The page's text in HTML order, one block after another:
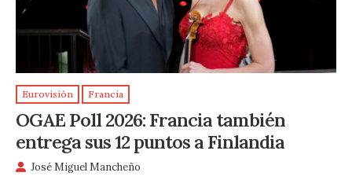
Eurovisión Francia
OGAE Poll 2026: Francia también
entrega sus 12 puntos a Finlandia
José Miguel Mancheño